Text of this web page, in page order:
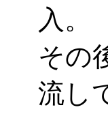
入。
その
流し